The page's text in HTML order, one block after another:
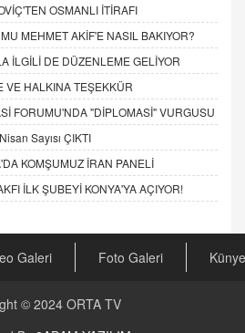
OSMANLI İTİRAFI
MEHMET AKİF'E NASIL BAKIYOR?
İLGİLİ DE DÜZENLEME GELİYOR
VE HALKINA TEŞEKKÜR
FORUMU'NDA "DİPLOMASİ" VURGUSU
Sayısı ÇIKTI
KOMŞUMUZ İRAN PANELİ
İLK ŞUBEYİ KONYA'YA AÇIYOR!
Galeri Foto Galeri Künye
© 2024 ORTA TV